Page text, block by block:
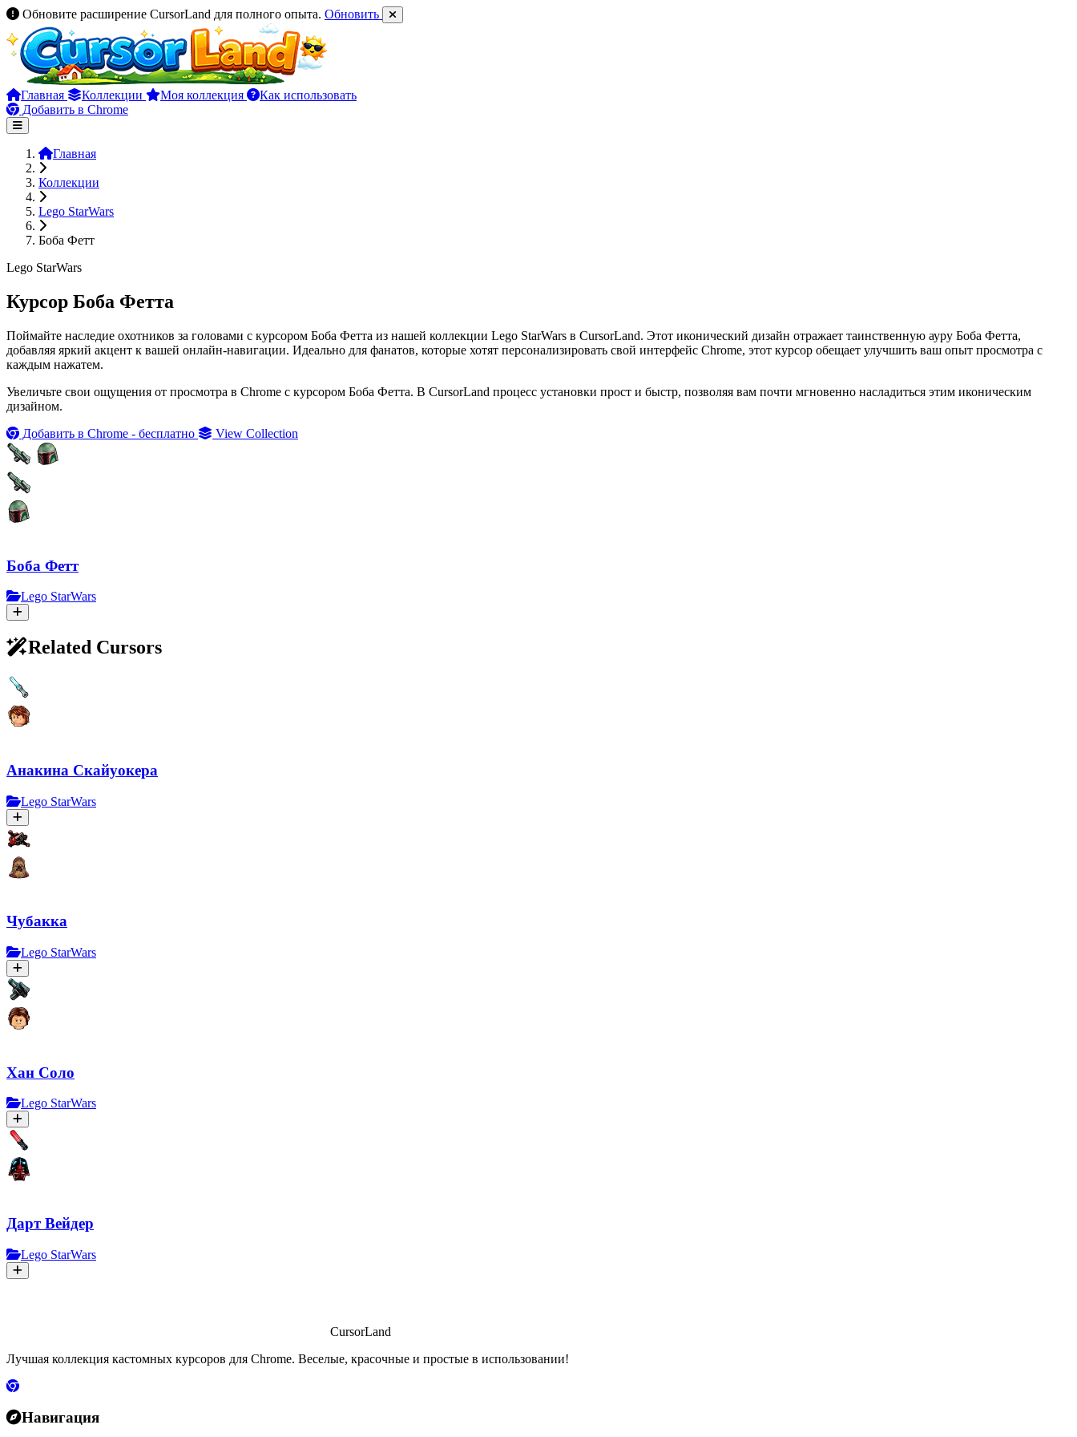
Обновите расширение CursorLand для полного опыта. Обновить
Главная Коллекции Моя коллекция
Как использовать
Добавить в Chrome
Главная
Коллекции
Lego StarWars
Боба Фетт
Lego StarWars
Курсор Боба Фетта
Поймайте наследие охотников за головами с курсором Боба Фетта из нашей коллекции Lego StarWars в CursorLand. Этот иконический дизайн отражает таинственную ауру Боба Фетта,
добавляя яркий акцент к вашей онлайн-навигации. Идеально для фанатов, которые хотят персонализировать свой интерфейс Chrome, этот курсор обещает улучшить ваш опыт просмотра с
каждым нажатем.
Увеличьте свои ощущения от просмотра в Chrome с курсором Боба Фетта. В CursorLand процесс установки прост и быстр, позволяя вам почти мгновенно насладиться этим иконическим
дизайном.
Добавить в Chrome - бесплатно
View Collection
Боба Фетт
Lego StarWars
Related Cursors
Анакина Скайуокера
Lego StarWars
Чубакка
Lego StarWars
Хан Соло
Lego StarWars
Дарт Вейдер
Lego StarWars
CursorLand
Лучшая коллекция кастомных курсоров для Chrome. Веселые, красочные и простые в использовании!
Навигация